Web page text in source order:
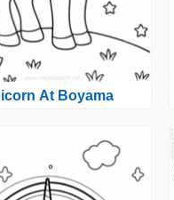
At Boyama